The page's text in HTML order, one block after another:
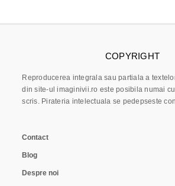
COPYRIGHT
Reproducerea integrala sau partiala a
din site-ul imaginivii.ro este posibila numai
scris. Pirateria intelectuala se pedepseste
Contact
Blog
Despre noi